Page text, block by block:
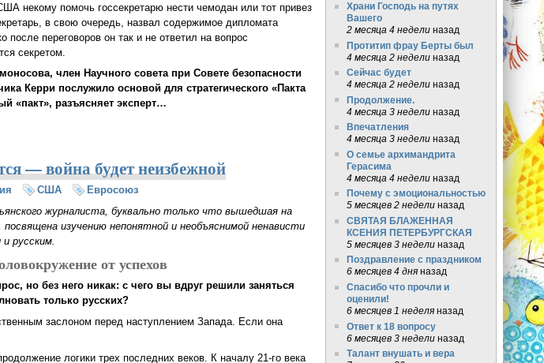
некому помочь госсекретарю нести чемодан или тот привез
в свою очередь, назвал содержимое дипломата
после переговоров он так и не ответил на вопрос
секретом.
член Научного совета при Совете безопасности
Керри послужило основой для стратегического «Пакта
«пакт», разъясняет эксперт…
меняет мировой баланс
— война будет неизбежной
США
Евросоюз
журналиста, буквально только что вышедшая на
изучению непонятной и необъяснимой ненависти
русским.
от успехов
но без него никак: с чего вы вдруг решили заняться
только русских?
заслоном перед наступлением Запада. Если она
логики трех последних веков. К началу 21-го века
Храни Господь на путях
Вашего
2 месяца 4 неделиназад
Протитип фрау Берты был
4 месяца 2 неделиназад
Сейчас будет
4 месяца 2 неделиназад
Продолжение.
4 месяца 3 неделиназад
Впечатления
4 месяца 3 неделиназад
О семье архимандрита
Герасима
4 месяца 4 неделиназад
Почему с эмоциональностью
5 месяцев 2 неделиназад
СВЯТАЯ БЛАЖЕННАЯ
КСЕНИЯ ПЕТЕРБУРГСКАЯ
5 месяцев 3 неделиназад
Поздравление с праздником
6 месяцев 4 дняназад
Спасибо что прочли и
оценили!
6 месяцев 1 неделяназад
Ответ к 18 вопросу
6 месяцев 3 неделиназад
Талант внушать и вера